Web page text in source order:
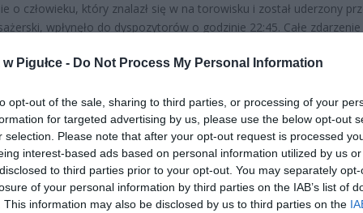
Pigułce - Do Not Process My Personal Information
opt-out of the sale, sharing to third parties, or processing of your
for targeted advertising by us, please use the below opt-out
selection. Please note that after your opt-out request is processed
interest-based ads based on personal information utilized by us
to third parties prior to your opt-out. You may separately
of your personal information by third parties on the IAB’s list of
This information may also be disclosed by us to third parties on the
o człowieku, który znalazł się w na torowisku i został uderzony
wpłynęło do dyspozytorów o godzinie 22:45. Całe zdarzenie
Warszawa Żwirki i Wigury a Warszawa Rakowiec. Jest to linia
Lotnisko Chopina z głównym węzłem przesiadkowym na Dworcu